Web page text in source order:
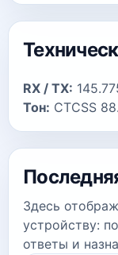
RX / TX:
Тон: CTCSS
Здесь
устройству:
ответы и